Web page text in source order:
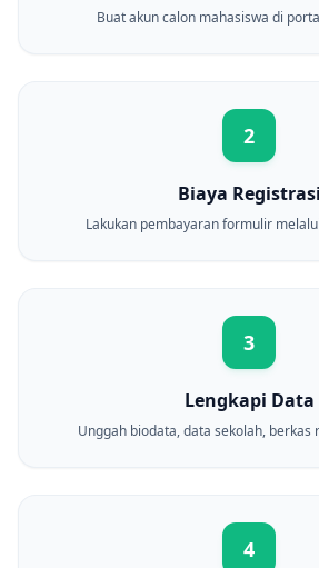
Buat akun calon mahasiswa di
2
Biaya Registrasi
Lakukan pembayaran formulir
3
Lengkapi Data
Unggah biodata, data sekolah, berkas
4